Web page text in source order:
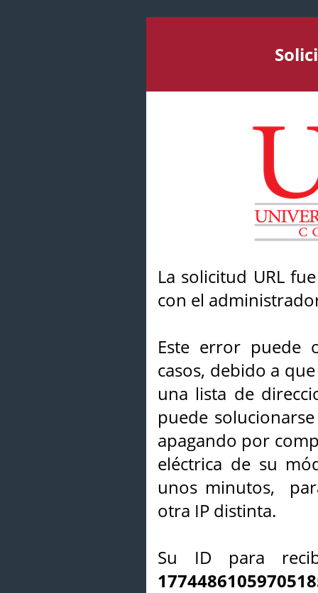
La solicitud URL
con el
Este error puede
casos, debido a
una lista de
puede
apagando por
eléctrica de su
unos minutos,
otra IP distinta.
Su ID para